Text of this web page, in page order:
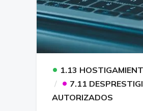
• 1.13
• 7.11
AUTORIZADOS